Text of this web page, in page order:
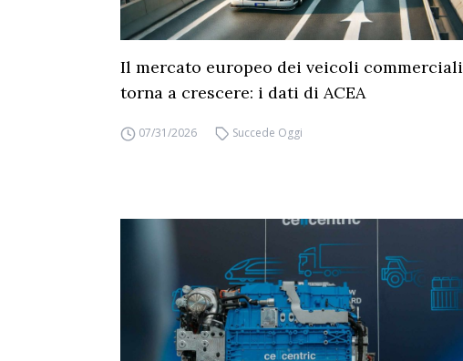
Il mercato europeo dei veicoli commerciali
torna a crescere: i dati di ACEA
07/31/2026 Succede Oggi